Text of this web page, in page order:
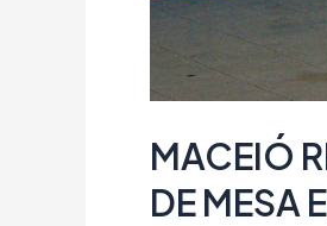
MACEIÓ
DE MESA